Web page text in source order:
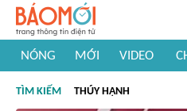
NÓNG MỚI VIDEO
#Khám phá thế giới
TÌM KIẾM THÚY HẠNH